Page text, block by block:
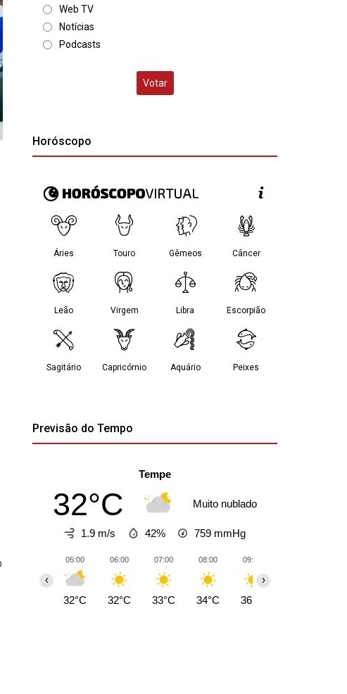
Web TV
Notícias
Podcasts
Votar
Horóscopo
Previsão do Tempo
Tempe
32°C Muito nublado
1.9 m/s 42% 759 mmHg
05:00
32°C
06:00
32°C
07:00
33°C
08:00
34°C
09:00
36°C
‹ ›